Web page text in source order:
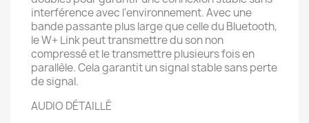
interférence avec l'environnement. Avec une
bande passante plus large que celle du Bluetooth,
le W+ Link peut transmettre du son non
compressé et le transmettre plusieurs fois en
parallèle. Cela garantit un signal stable sans perte
de signal.
AUDIO DÉTAILLÉ